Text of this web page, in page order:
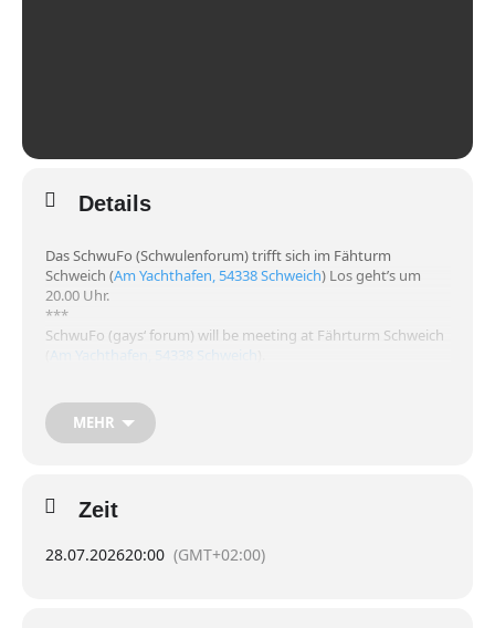
Details
Das SchwuFo (Schwulenforum) trifft sich im Fähturm
Schweich (Am Yachthafen, 54338 Schweich) Los geht’s um
20.00 Uhr.
***
SchwuFo (gays‘ forum) will be meeting at Fährturm Schweich
Am Yachthafen, 54338 Schweich
MEHR
Zeit
28.07.202620:00 (GMT+02:00)